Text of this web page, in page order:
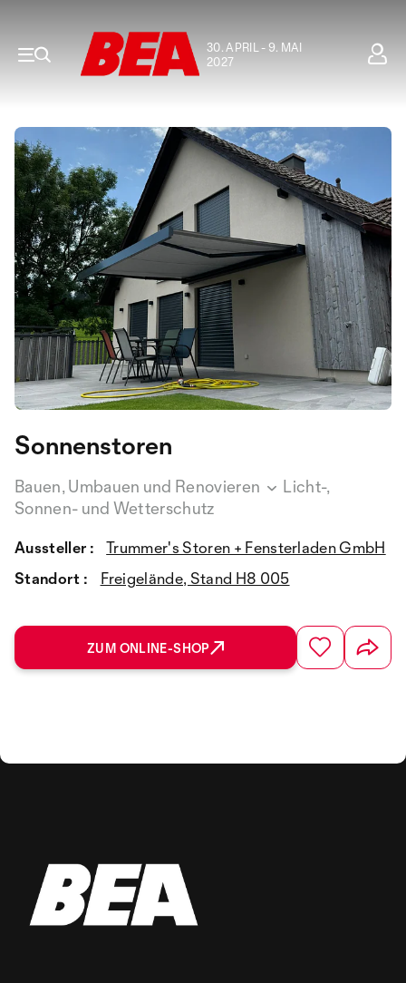
30. APRIL - 9. MAI
2027
Sonnenstoren
Bauen, Umbauen und Renovieren
Licht-,
Sonnen- und Wetterschutz
Aussteller :
Trummer's Storen + Fensterladen GmbH
Standort :
Freigelände, Stand H8 005
ZUM ONLINE-SHOP